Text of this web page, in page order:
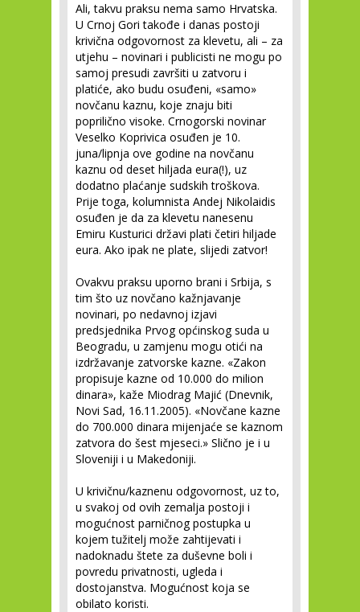
Ali, takvu praksu nema samo Hrvatska.
U Crnoj Gori takođe i danas postoji
krivična odgovornost za klevetu, ali – za
utjehu – novinari i publicisti ne mogu po
samoj presudi završiti u zatvoru i
platiće, ako budu osuđeni, «samo»
novčanu kaznu, koje znaju biti
poprilično visoke. Crnogorski novinar
Veselko Koprivica osuđen je 10.
juna/lipnja ove godine na novčanu
kaznu od deset hiljada eura(!), uz
dodatno plaćanje sudskih troškova.
Prije toga, kolumnista Andej Nikolaidis
osuđen je da za klevetu nanesenu
Emiru Kusturici državi plati četiri hiljade
eura. Ako ipak ne plate, slijedi zatvor!
Ovakvu praksu uporno brani i Srbija, s
tim što uz novčano kažnjavanje
novinari, po nedavnoj izjavi
predsjednika Prvog općinskog suda u
Beogradu, u zamjenu mogu otići na
izdržavanje zatvorske kazne. «Zakon
propisuje kazne od 10.000 do milion
dinara», kaže Miodrag Majić (Dnevnik,
Novi Sad, 16.11.2005). «Novčane kazne
do 700.000 dinara mijenjaće se kaznom
zatvora do šest mjeseci.» Slično je i u
Sloveniji i u Makedoniji.
U krivičnu/kaznenu odgovornost, uz to,
u svakoj od ovih zemalja postoji i
mogućnost parničnog postupka u
kojem tužitelj može zahtijevati i
nadoknadu štete za duševne boli i
povredu privatnosti, ugleda i
dostojanstva. Mogućnost koja se
obilato koristi.